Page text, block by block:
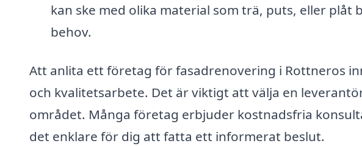
kan ske med olika material som trä, puts, eller plåt
behov.
Att anlita ett företag för fasadrenovering i Rottneros
och kvalitetsarbete. Det är viktigt att välja en
området. Många företag erbjuder kostnadsfria
det enklare för dig att fatta ett informerat beslut.